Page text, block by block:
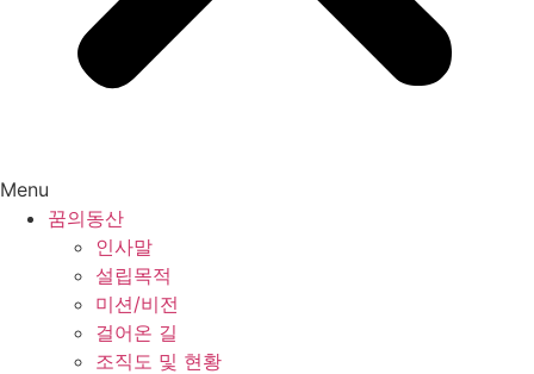
Menu
꿈의동산
인사말
설립목적
미션/비전
걸어온 길
조직도 및 현황